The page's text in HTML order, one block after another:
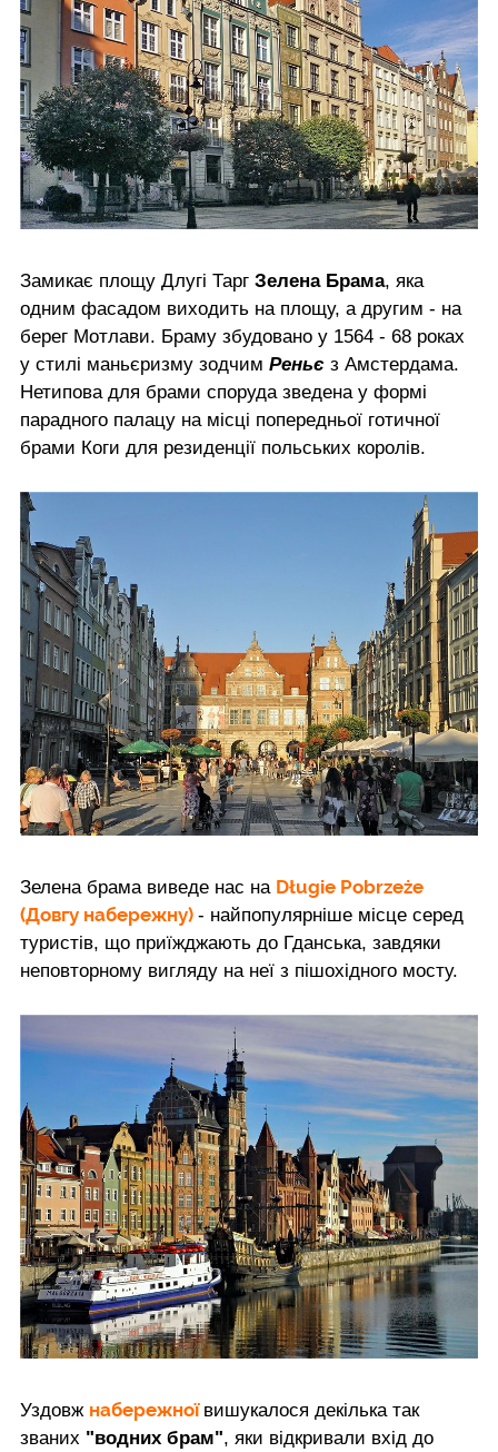
Замикає площу Длугі Тарг Зелена Брама, яка
одним фасадом виходить на площу, а другим - на
берег Мотлави. Браму збудовано у 1564 - 68 роках
у стилі маньєризму зодчим Реньє з Амстердама.
Нетипова для брами споруда зведена у формі
парадного палацу на місці попередньої готичної
брами Коги для резиденції польських королів.
Зелена брама виведе нас на Długie Pobrzeże
(Довгу набережну) - найпопулярніше місце серед
туристів, що приїжджають до Гданська, завдяки
неповторному вигляду на неї з пішохідного мосту.
Уздовж набережної вишукалося декілька так
званих "водних брам", яки відкривали вхід до